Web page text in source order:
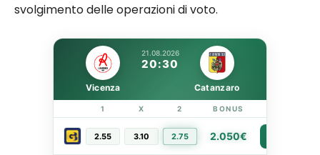
svolgimento delle operazioni di voto.
21.08.2026
20:30
Vicenza Catanzaro
1 X 2 BONUS
2.55 3.10 2.75 2.050€